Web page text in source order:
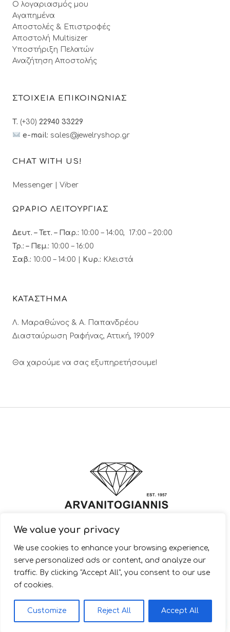
We value your privacy
We use cookies to enhance your browsing experience,
serve personalized ads or content, and analyze our
traffic. By clicking "Accept All", you consent to our use
of cookies.
Customize Reject All Accept All
Ο λογαριασμός μου
Αγαπημένα
Αποστολές & Επιστροφές
Αποστολή Multisizer
Υποστήριξη Πελατών
Αναζήτηση Αποστολής
ΣΤΟΙΧΕΙΑ ΕΠΙΚΟΙΝΩΝΙΑΣ
T. (+30) 22940 33229
e-mail: sales@jewelryshop.gr
CHAT WITH US!
Messenger Viber
ΩΡΑΡΙΟ ΛΕΙΤΟΥΡΓΙΑΣ
Δευτ. – Τετ. – Παρ.: 10:00 – 14:00, 17:00 – 20:00
Τρ.: – Πεμ.: 10:00 – 16:00
Σαβ.: 10:00 – 14:00 | Κυρ.: Κλειστά
ΚΑΤΑΣΤΗΜΑ
Λ. Μαραθώνος & A. Παπανδρέου
Διασταύρωση Ραφήνας, Αττική, 19009
Θα χαρούμε να σας εξυπηρετήσουμε!
© 2022 ARVANITOGIANNIS – Jewelry Design & Manufacturing |
JewelryShop.gr
EL